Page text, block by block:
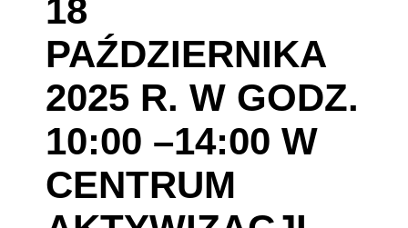
18
PAŹDZIERNIKA
2025 R. W GODZ.
10:00 –14:00 W
CENTRUM